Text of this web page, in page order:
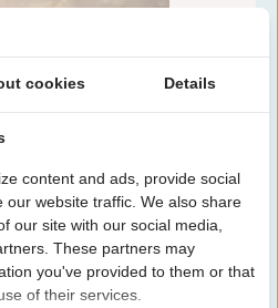
Zu:
Bitte beachten: Nur1verfügbar
cookies Details
content and ads, provide social
our website traffic. We also share
our site with our social media,
These partners may
you've provided to them or that
of their services.